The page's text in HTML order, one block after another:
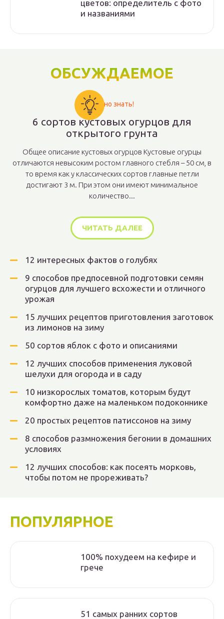
цветов: определитель с фото
и названиями
ОБСУЖДАЕМОЕ
Важно знать!
6 сортов кустовых огурцов для
открытого грунта
Общее описание кустовых огурцов Кустовые огурцы
отличаются невысоким ростом главного стебля – 50 см, в
то время как у классических сортов главные петли
достигают 3 м. При этом они имеют минимальное
количество...
ЧИТАТЬ ДАЛЕЕ
12 интересных фактов о голубях
9 способов предпосевной подготовки семян
огурцов для лучшего всхожести и отличного
урожая
15 лучших рецептов приготовления заготовок
из лимонов на зиму
50 сортов яблок с фото и описаниями
12 лучших способов применения луковой
шелухи для огорода и в саду
10 низкорослых томатов, которым будут
комфортно даже на маленьком подоконнике
20 простых рецептов патиссонов на зиму
8 способов размножения бегонии в домашних
условиях
12 лучших способов: как посеять морковь,
чтобы потом не прореживать?
ПОПУЛЯРНОЕ
100% похудеем на кефире и
грече
51 самых ранних сортов